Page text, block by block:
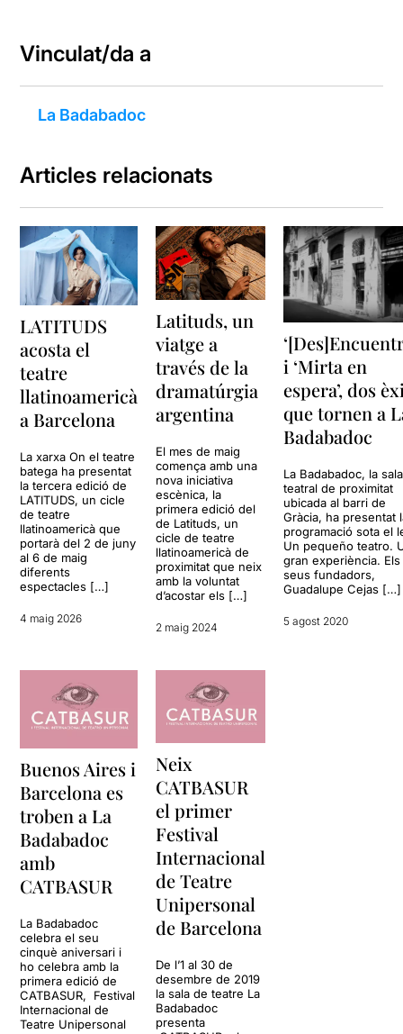
Vinculat/da a
La Badabadoc
Articles relacionats
LATITUDS
acosta el
teatre
llatinoamericà
a Barcelona
La xarxa On el teatre
batega ha presentat
la tercera edició de
LATITUDS, un cicle
de teatre
llatinoamericà que
portarà del 2 de juny
al 6 de maig
diferents
espectacles […]
4 maig 2026
Latituds, un
viatge a
través de la
dramatúrgia
argentina
El mes de maig
comença amb una
nova iniciativa
escènica, la
primera edició del
de Latituds, un
cicle de teatre
llatinoamericà de
proximitat que neix
amb la voluntat
d’acostar els […]
2 maig 2024
i ‘Mirta en
espera’, dos
que tornen a
Badabadoc
La Badabadoc, la sala
teatral de proximitat
ubicada al barri de
Gràcia, ha presentat
programació sota el
Un pequeño teatro.
gran experiència. Els
seus fundadors,
Guadalupe Cejas […]
5 agost 2020
Buenos Aires i
Barcelona es
troben a La
Badabadoc
amb
CATBASUR
La Badabadoc
celebra el seu
cinquè aniversari i
ho celebra amb la
primera edició de
CATBASUR, Festival
Internacional de
Teatre Unipersonal
Neix
CATBASUR
el primer
Festival
Internacional
de Teatre
Unipersonal
de Barcelona
De l’1 al 30 de
desembre de 2019
la sala de teatre La
Badabadoc
presenta